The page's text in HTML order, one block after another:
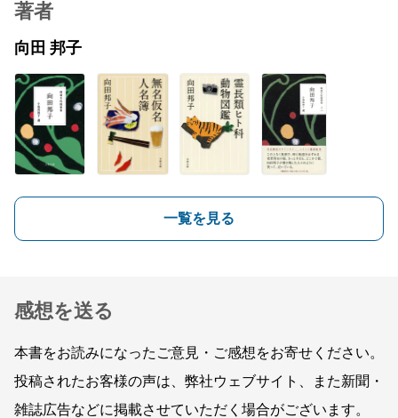
著者
向田 邦子
一覧を見る
感想を送る
本書をお読みになったご意見・ご感想をお寄せください。
投稿されたお客様の声は、弊社ウェブサイト、また新聞・
雑誌広告などに掲載させていただく場合がございます。